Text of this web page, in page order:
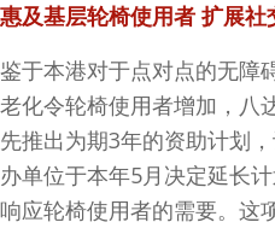
惠及基层轮椅使用者 扩展社
鉴于本港对于点对点的无障
老化令轮椅使用者增加，八
先推出为期3年的资助计划
办单位于本年5月决定延长
响应轮椅使用者的需要。这